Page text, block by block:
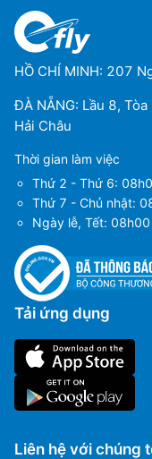
HỒ CHÍ MINH: 207
ĐÀ NẴNG: Lầu 8,
Hải Châu
Thời gian làm việc
Thứ 2 - Thứ 6:
Thứ 7 - Chủ nhật:
Ngày lễ, Tết:
Tải ứng dụng
Liên hệ với chúng